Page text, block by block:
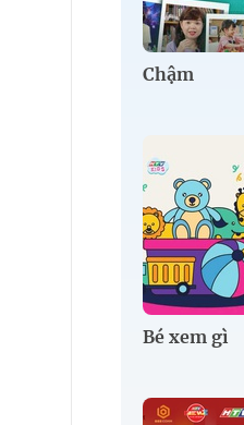
Chậm
Bé xem gì